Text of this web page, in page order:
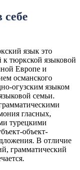
себе
язык это
тюркской языковой
Европе и
османского
огузским языком
семьи.
гласных,
турецкими
объект-
В отличие
грамматический